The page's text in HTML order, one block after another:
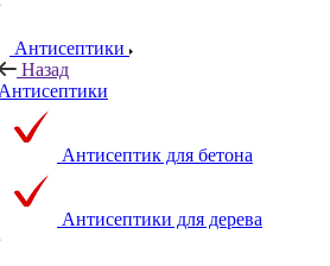
Антисептики
Назад
Антисептики
Антисептик для бетона
Антисептики для дерева